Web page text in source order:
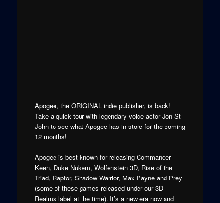
Apogee, the ORIGINAL indie publisher, is back!
Take a quick tour with legendary voice actor Jon St
John to see what Apogee has in store for the coming
12 months!
Apogee is best known for releasing Commander
Keen, Duke Nukem, Wolfenstein 3D, Rise of the
Triad, Raptor, Shadow Warrior, Max Payne and Prey
(some of these games released under our 3D
Realms label at the time). It’s a new era now and